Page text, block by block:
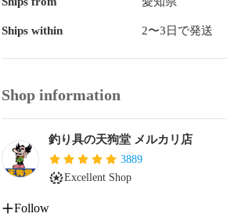
Ships within 2〜3日で発送
Shop information
釣り具の天狗堂 メルカリ店
3889
Excellent Shop
Follow